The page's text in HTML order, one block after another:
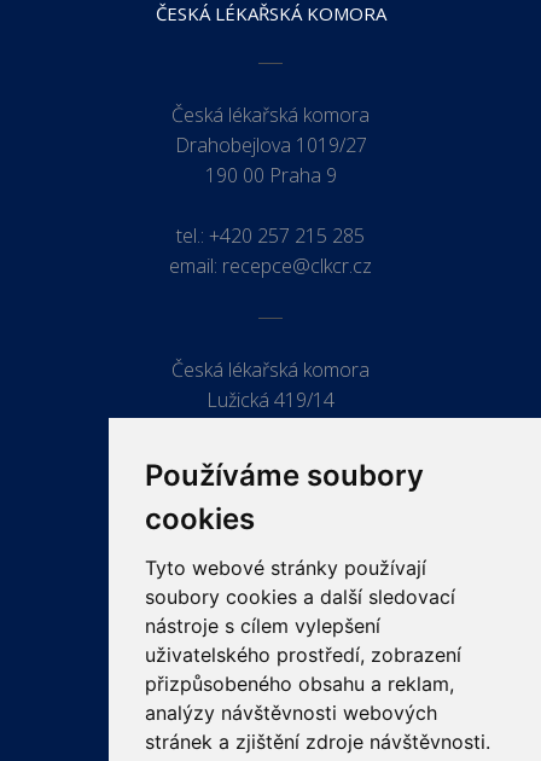
Používáme soubory
cookies
Tyto webové stránky používají
soubory cookies a další sledovací
nástroje s cílem vylepšení
uživatelského prostředí, zobrazení
přizpůsobeného obsahu a reklam,
analýzy návštěvnosti webových
stránek a zjištění zdroje návštěvnosti.
ČESKÁ LÉKAŘSKÁ KOMORA
Česká lékařská komora
Drahobejlova 1019/27
190 00 Praha 9
tel.: +420 257 215 285
email: recepce@clkcr.cz
Česká lékařská komora
Lužická 419/14
ODKAZY
PRO LÉKAŘE
PRO VEŘEJNOST
VZDĚLÁVÁNÍ